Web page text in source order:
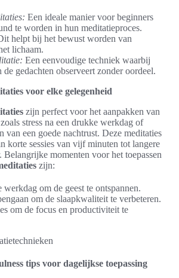
Een ideale manier voor beginners
te worden in hun meditatieproces.
helpt bij het bewust worden van
lichaam.
Een eenvoudige techniek waarbij
de gedachten observeert zonder oordeel.
voor elke gelegenheid
zijn perfect voor het aanpakken van
stress na een drukke werkdag of
van een goede nachtrust. Deze meditaties
korte sessies van vijf minuten tot langere
Belangrijke momenten voor het toepassen
zijn:
werkdag om de geest te ontspannen.
om de slaapkwaliteit te verbeteren.
om de focus en productiviteit te
tips voor dagelijkse toepassing